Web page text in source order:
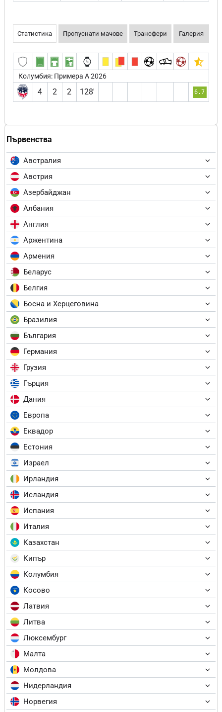
Първенства
Австралия
Австрия
Азербайджан
Албания
Англия
Аржентина
Армения
Беларус
Белгия
Босна и Херцеговина
Бразилия
България
Германия
Грузия
Гърция
Дания
Европа
Еквадор
Естония
Израел
Ирландия
Исландия
Испания
Италия
Казахстан
Кипър
Колумбия
Косово
Латвия
Литва
Люксембург
Малта
Молдова
Нидерландия
Норвегия
Статистика Пропуснати мачове Трансфери Галерия
Колумбия: Примера А 2026
4 2 2 128′ 6.7